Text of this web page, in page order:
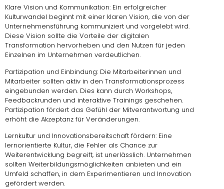
Klare Vision und Kommunikation: Ein erfolgreicher
Kulturwandel beginnt mit einer klaren Vision, die von der
Unternehmensführung kommuniziert und vorgelebt wird.
Diese Vision sollte die Vorteile der digitalen
Transformation hervorheben und den Nutzen für jeden
Einzelnen im Unternehmen verdeutlichen.
Partizipation und Einbindung: Die Mitarbeiterinnen und
Mitarbeiter sollten aktiv in den Transformationsprozess
eingebunden werden. Dies kann durch Workshops,
Feedbackrunden und interaktive Trainings geschehen.
Partizipation fördert das Gefühl der Mitverantwortung und
erhöht die Akzeptanz für Veränderungen.
Lernkultur und Innovationsbereitschaft fördern: Eine
lernorientierte Kultur, die Fehler als Chance zur
Weiterentwicklung begreift, ist unerlässlich. Unternehmen
sollten Weiterbildungsmöglichkeiten anbieten und ein
Umfeld schaffen, in dem Experimentieren und Innovation
gefördert werden.